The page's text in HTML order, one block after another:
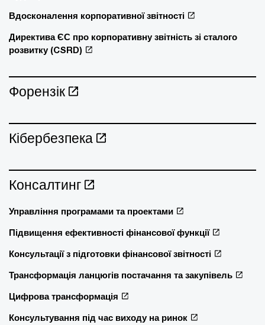
Вдосконалення корпоративної звітності
Директива ЄС про корпоративну звітність зі сталого
розвитку (CSRD)
Форензік
Кібербезпека
Консалтинг
Управління програмами та проектами
Підвищення ефективності фінансової функції
Консультації з підготовки фінансової звітності
Трансформація ланцюгів постачання та закупівель
Цифрова трансформація
Консультування під час виходу на ринок